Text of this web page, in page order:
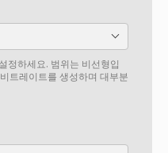
정하세요. 범위는 비선형입
트레이트를 생성하며 대부분